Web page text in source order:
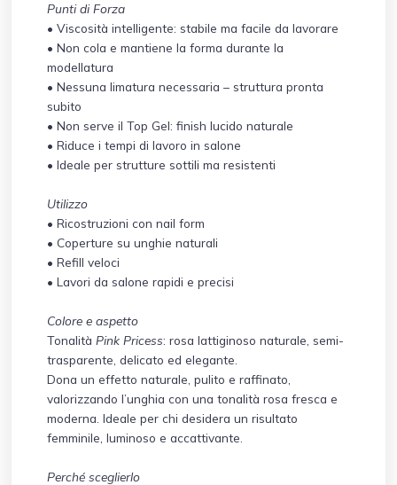
Punti di Forza
• Viscosità intelligente: stabile ma facile da lavorare
• Non cola e mantiene la forma durante la
modellatura
• Nessuna limatura necessaria – struttura pronta
subito
• Non serve il Top Gel: finish lucido naturale
• Riduce i tempi di lavoro in salone
• Ideale per strutture sottili ma resistenti
Utilizzo
• Ricostruzioni con nail form
• Coperture su unghie naturali
• Refill veloci
• Lavori da salone rapidi e precisi
Colore e aspetto
TonalitàPink Pricess: rosa lattiginoso naturale, semi-
trasparente, delicato ed elegante.
Dona un effetto naturale, pulito e raffinato,
valorizzando l’unghia con una tonalità rosa fresca e
moderna. Ideale per chi desidera un risultato
femminile, luminoso e accattivante.
Perché sceglierlo